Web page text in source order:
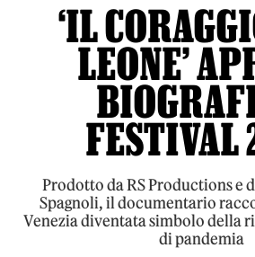
‘IL
LEONE’
FESTIVAL
Prodotto da RS Productions e
Spagnoli, il documentario
Venezia diventata simbolo della
di pandemia